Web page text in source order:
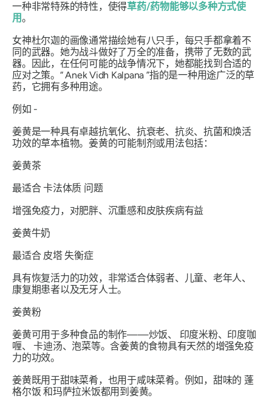
一种非常特殊的特性，使得草药/药物能够以多种方式使
用。
女神杜尔迦的画像通常描绘她有八只手，每只手都拿着不
同的武器。她为战斗做好了万全的准备，携带了无数的武
器。因此，在任何可能的战争情况下，她都能找到合适的
应对之策。“Anek Vidh Kalpana ”指的是一种用途广泛的草
药，它拥有多种用途。
例如 -
姜黄是一种具有卓越抗氧化、抗衰老、抗炎、抗菌和焕活
功效的草本植物。姜黄的可能制剂或用法包括：
姜黄茶
最适合卡法体质 问题
增强免疫力，对肥胖、沉重感和皮肤疾病有益
姜黄牛奶
最适合 皮塔失衡症
具有恢复活力的功效，非常适合体弱者、儿童、老年人、
康复期患者以及无牙人士。
姜黄粉
姜黄可用于多种食品的制作——炒饭、 印度米粉、印度咖
喱、卡迪汤、泡菜等。含姜黄的食物具有天然的增强免疫
力的功效。
姜黄既用于甜味菜肴，也用于咸味菜肴。例如，甜味的 蓬
格尔饭 和玛萨拉米饭都用到姜黄。